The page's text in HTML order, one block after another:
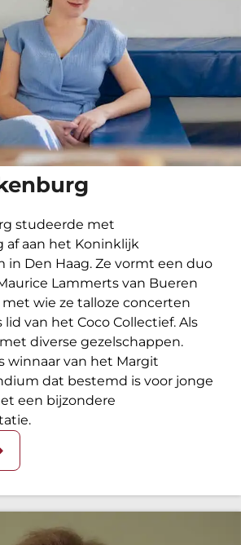
studeerde met
af aan het Koninklijk
in Den Haag. Ze vormt een duo
Lammerts van Bueren
met wie ze talloze concerten
lid van het Coco Collectief. Als
diverse gezelschappen.
winnaar van het Margit
dat bestemd is voor jonge
een bijzondere